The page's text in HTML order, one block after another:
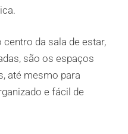
da sala de estar,
são os espaços
até mesmo para
e fácil de